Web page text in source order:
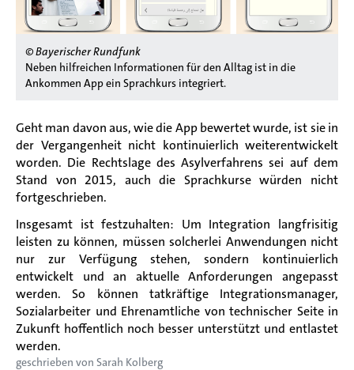
© Bayerischer Rundfunk
Neben hilfreichen Informationen für den Alltag ist in die
Ankommen App ein Sprachkurs integriert.
Geht man davon aus, wie die App bewertet wurde, ist sie in
der Vergangenheit nicht kontinuierlich weiterentwickelt
worden. Die Rechtslage des Asylverfahrens sei auf dem
Stand von 2015, auch die Sprachkurse würden nicht
fortgeschrieben.
Insgesamt ist festzuhalten: Um Integration langfrisitig
leisten zu können, müssen solcherlei Anwendungen nicht
nur zur Verfügung stehen, sondern kontinuierlich
entwickelt und an aktuelle Anforderungen angepasst
werden. So können tatkräftige Integrationsmanager,
Sozialarbeiter und Ehrenamtliche von technischer Seite in
Zukunft hoffentlich noch besser unterstützt und entlastet
werden.
geschrieben von Sarah Kolberg